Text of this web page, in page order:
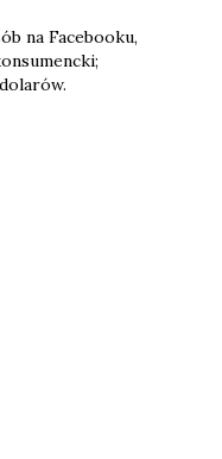
na Facebooku,